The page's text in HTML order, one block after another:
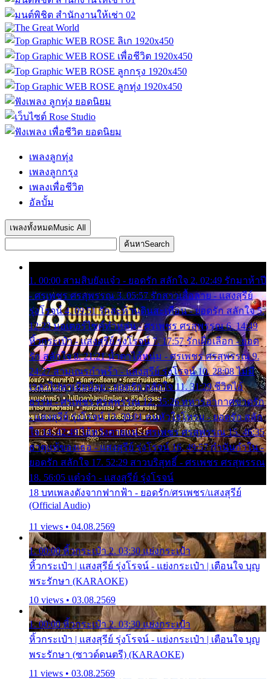
เพลงลูกทุ่ง
เพลงลูกกรุง
เพลงเพื่อชีวิต
อัลบั้ม
เพลงทั้งหมด Music All
ค้นหาSearch
1. 00:00 สามสิบยังแจ๋ว - ยอดรัก สลักใจ 2. 02:49 รักมาห้าปี
- ศรเพชร ศรสุพรรณ 3. 05:57 รักสาวเสื้อลาย - แสงสุรีย์
รุ่งโรจน์ 4. 09:51 รักสะท้านดินสะเทือน - ยอดรัก สลักใจ 5.
12:23 มอเตอร์ไซค์ทำหล่น - ศรเพชร ศรสุพรรณ 6. 14:49
หิ้วกระเป๋า - แสงสุรีย์ รุ่งโรจน์ 7. 17:57 รักเผื่อเลือก - ยอด
รัก สลักใจ 8. 21:21 น้ำตาไอ้หนุ่ม - ศรเพชร ศรสุพรรณ 9.
24:27 สามเณรกำพร้า - แสงสุรีย์ รุ่งโรจน์ 10. 28:08 ไม่มี
เวลาไปหาเมียน้อย - ยอดรัก สลักใจ 11. 31:29 ชีวิตไอ้
ธรรม - ศรเพชร ศรสุพรรณ 12. 35:26 ทหารอากาศขาดรัก
- แสงสุรีย์ รุ่งโรจน์ 13. 39:01 คนหัวใจโทรม - ยอดรัก สลัก
ใจ 14. 42:49 ไอ้หวังตายแน่ - ศรเพชร ศรสุพรรณ 15. 46:35
ธาตุแท้ของเธอ - แสงสุรีย์ รุ่งโรจน์ 16. 49:57 กำนันกำใน -
ยอดรัก สลักใจ 17. 52:29 สาวบริสุทธิ์ - ศรเพชร ศรสุพรรณ
18. 56:05 แต๋วจ๋า - แสงสุรีย์ รุ่งโรจน์
18 บทเพลงดังจากฟากฟ้า - ยอดรัก/ศรเพชร/แสงสุรีย์
(Official Audio)
11 views • 04.08.2569
1. 00:00 หิ้วกระเป๋า 2. 03:30 แย่งกระเป๋า
หิ้วกระเป๋า | แสงสุรีย์ รุ่งโรจน์ - แย่งกระเป๋า | เตือนใจ บุญ
พระรักษา (KARAOKE)
10 views • 03.08.2569
1. 00:00 หิ้วกระเป๋า 2. 03:30 แย่งกระเป๋า
หิ้วกระเป๋า | แสงสุรีย์ รุ่งโรจน์ - แย่งกระเป๋า | เตือนใจ บุญ
พระรักษา (ซาวด์ดนตรี) (KARAOKE)
11 views • 03.08.2569